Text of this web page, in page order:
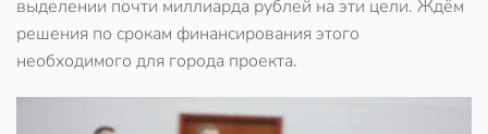
выделении почти миллиарда рублей на эти цели. Ждём
решения по срокам финансирования этого
необходимого для города проекта.